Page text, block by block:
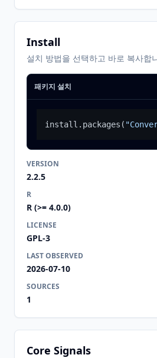
Install
설치 방법을 선택하고 바로 복사합
패키지 설치
install.packages (
VERSION
2.2.5
R
R (>= 4.0.0)
LICENSE
GPL-3
LAST OBSERVED
2026-07-10
SOURCES
1
Core Signals